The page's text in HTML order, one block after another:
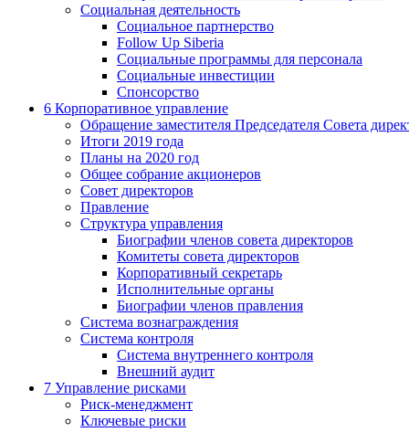
Социальная деятельность
Социальное партнерство
Follow Up Siberia
Социальные программы для персонала
Социальные инвестиции
Спонсорство
6 Корпоративное управление
Обращение заместителя Председателя Совета
Итоги 2019 года
Планы на 2020 год
Общее собрание акционеров
Совет директоров
Правление
Структура управления
Биографии членов совета директоров
Комитеты совета директоров
Корпоративный секретарь
Исполнительные органы
Биографии членов правления
Система вознаграждения
Система контроля
Система внутреннего контроля
Внешний аудит
7 Управление рисками
Риск-менеджмент
Ключевые риски